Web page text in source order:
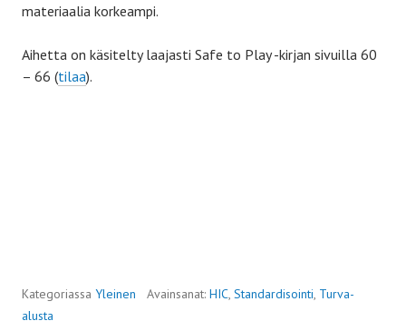
materiaalia korkeampi.
Aihetta on käsitelty laajasti Safe to Play -kirjan sivuilla 60
– 66 (tilaa).
Kategoriassa Yleinen Avainsanat: HIC, Standardisointi, Turva-
alusta